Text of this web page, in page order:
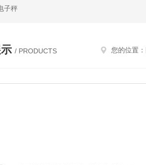
子秤
/ PRODUCTS 您的位置：